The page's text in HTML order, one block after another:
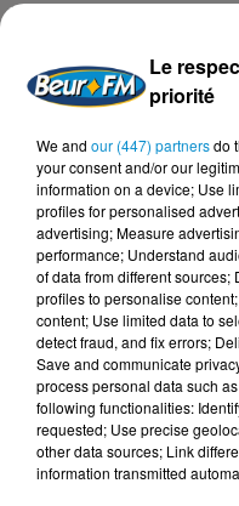
Time Sports
DERNIERS
24 juillet
Les
Le
priorité
We and our (447) partnersdo
your consent and/or our
information on a device; Use
profiles for personalised
advertising; Measure
performance; Understand
of data from different
profiles to personalise
content; Use limited data to
detect fraud, and fix errors;
Save and communicate
process personal data such
following functionalities:
requested; Use precise
other data sources; Link
information transmitted